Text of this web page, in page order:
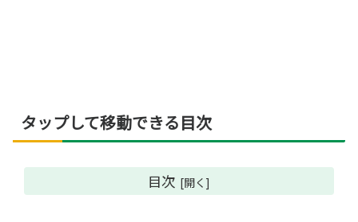
タップして移動できる目次
目次